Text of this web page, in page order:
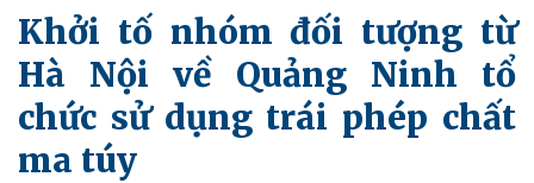
Khởi tố nhóm đối tượng từ
Hà Nội về Quảng Ninh tổ
chức sử dụng trái phép chất
ma túy